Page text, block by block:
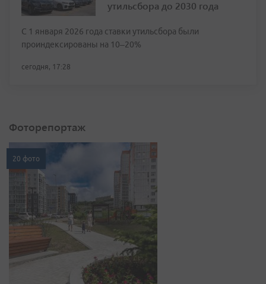
утильсбора до 2030 года
С 1 января 2026 года ставки утильсбора были
проиндексированы на 10–20%
сегодня, 17:28
Фоторепортаж
20 фото